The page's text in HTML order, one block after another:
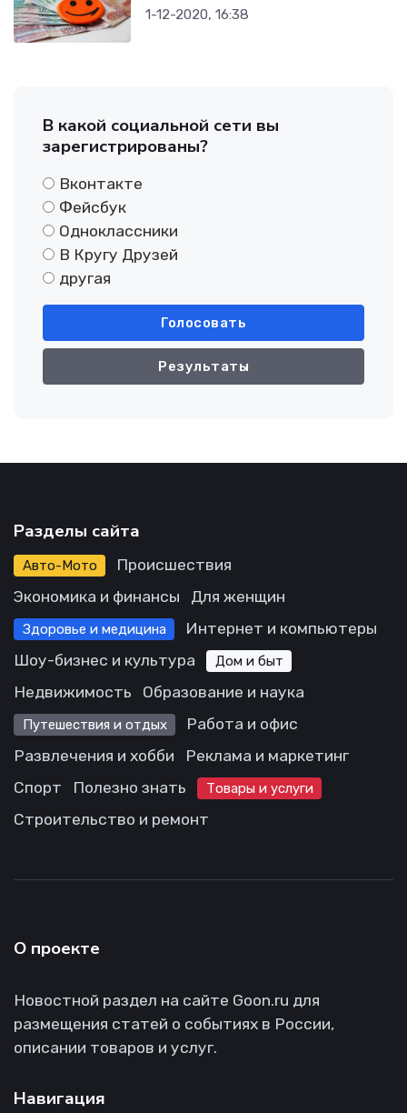
1-12-2020, 16:38
В какой социальной сети вы
зарегистрированы?
Вконтакте
Фейсбук
Одноклассники
В Кругу Друзей
другая
Голосовать
Результаты
Разделы сайта
Авто-Мото
Происшествия
Экономика и финансы
Для женщин
Здоровье и медицина
Интернет и компьютеры
Шоу-бизнес и культура
Дом и быт
Недвижимость Образование и наука
Путешествия и отдых
Работа и офис
Развлечения и хобби
Реклама и маркетинг
Спорт
Полезно знать Товары и услуги
Строительство и ремонт
О проекте
Новостной раздел на сайте Goon.ru для
размещения статей о событиях в России,
описании товаров и услуг.
Навигация